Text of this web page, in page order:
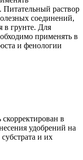
Питательный раствор
соединений,
в грунте. Для
применять в
и фенологии
в
удобрений на
и их